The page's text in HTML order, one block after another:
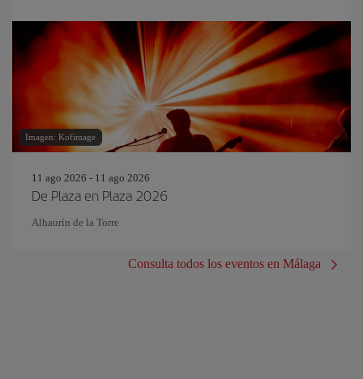
Imagen: Kofimage
11 ago 2026 - 11 ago 2026
De Plaza en Plaza 2026
Alhaurín de la Torre
Consulta todos los eventos en Málaga